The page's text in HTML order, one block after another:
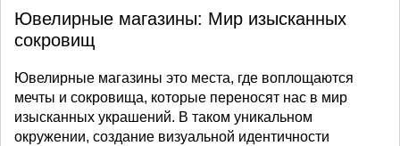
Ювелирные магазины: Мир изысканных
сокровищ
Ювелирные магазины это места, где воплощаются
мечты и сокровища, которые переносят нас в мир
изысканных украшений. В таком уникальном
окружении, создание визуальной идентичности